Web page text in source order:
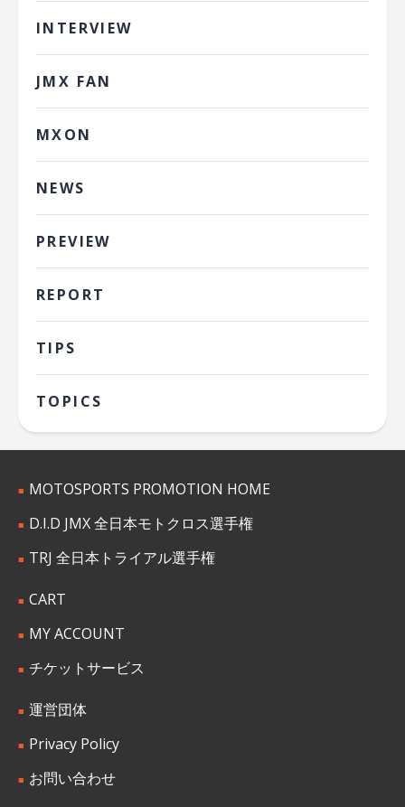
INTERVIEW
JMX FAN
MXON
NEWS
PREVIEW
REPORT
TIPS
TOPICS
MOTOSPORTS PROMOTION HOME
D.I.D JMX 全日本モトクロス選手権
TRJ 全日本トライアル選手権
CART
MY ACCOUNT
チケットサービス
運営団体
Privacy Policy
お問い合わせ